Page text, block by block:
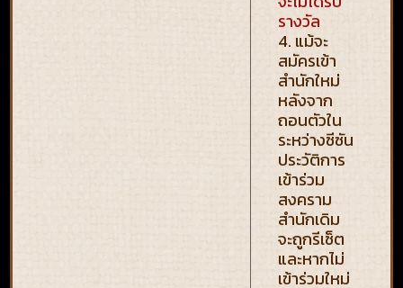
รางวัล
4. แม้จะ
สมัครเข้า
สำนักใหม่
หลังจาก
ถอนตัวใน
ระหว่างซีซัน
ประวัติการ
เข้าร่วม
สงคราม
สำนักเดิม
จะถูกรีเซ็ต
และหากไม่
เข้าร่วมใหม่